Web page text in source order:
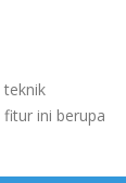
teknik
fitur ini berupa